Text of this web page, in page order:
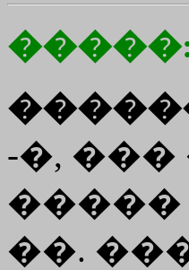
-�, ���
�����
��.